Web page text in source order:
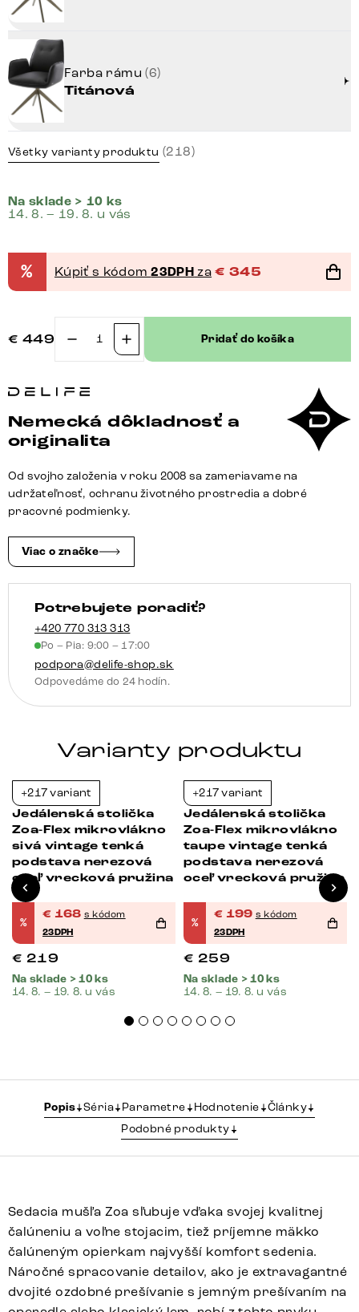
Farba rámu(6)
Titánová
Všetky varianty produktu (218)
Na sklade > 10 ks
14. 8. – 19. 8. u vás
% Kúpiť s kódom23DPH za € 345
€ 449
množstvo
stolička
Flex
pravá
koža
čierna
krížová
široká
titánová
farba
360°
otočná
hojdacia
funkcia
vrecková
pružina
Pridať do košíka
Nemecká dôkladnosť a
originalita
Od svojho založenia v roku 2008 sa zameriavame na
udržateľnosť, ochranu životného prostredia a dobré
pracovné podmienky.
Viac o značke
Potrebujete poradiť?
+420 770 313 313
Po – Pia: 9:00 – 17:00
podpora@delife-shop.sk
Odpovedáme do 24 hodín.
Varianty produktu
+217 variant
Jedálenská stolička
Zoa-Flex mikrovlákno
sivá vintage tenká
podstava nerezová
oceľ vrecková pružina
%
€ 168 s kódom
23DPH
€ 219
Na sklade > 10 ks
14. 8. – 19. 8. u vás
+217 variant
Jedálenská stolička
Zoa-Flex mikrovlákno
taupe vintage tenká
podstava nerezová
oceľ vrecková pružina
%
€ 199 s kódom
23DPH
€ 259
Na sklade > 10 ks
14. 8. – 19. 8. u vás
Popis Séria Parametre Hodnotenie
Články
Podobné produkty
Sedacia mušľa Zoa sľubuje vďaka svojej kvalitnej
čalúneniu a voľne stojacim, tiež príjemne mäkko
čalúneným opierkam najvyšší komfort sedenia.
Náročné spracovanie detailov, ako je extravagantné
dvojité ozdobné prešívanie s jemným prešívaním na